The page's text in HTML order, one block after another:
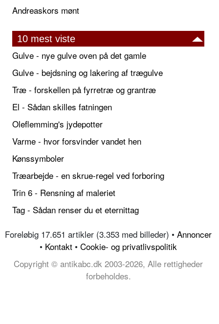
Andreaskors mønt
10 mest viste
Gulve - nye gulve oven på det gamle
Gulve - bejdsning og lakering af trægulve
Træ - forskellen på fyrretræ og grantræ
El - Sådan skilles fatningen
Oleflemming's jydepotter
Varme - hvor forsvinder vandet hen
Kønssymboler
Træarbejde - en skrue-regel ved forboring
Trin 6 - Rensning af maleriet
Tag - Sådan renser du et eternittag
Foreløbig 17.651 artikler (3.353 med billeder) • Annoncer
• Kontakt • Cookie- og privatlivspolitik
Copyright © antikabc.dk 2003-2026, Alle rettigheder
forbeholdes.